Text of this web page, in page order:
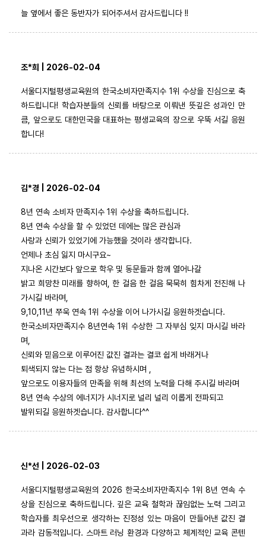
늘 옆에서 좋은 동반자가 되어주셔서 감사드립니다 !!
조*희 | 2026-02-04
서울디지털평생교육원의 한국소비자만족지수 1위 수상을 진심으로 축
하드립니다! 학습자분들의 신뢰를 바탕으로 이뤄낸 뜻깊은 성과인 만
큼, 앞으로도 대한민국을 대표하는 평생교육의 장으로 우뚝 서길 응원
합니다!
김*경 | 2026-02-04
8년 연속 소비자 만족지수 1위 수상을 축하드립니다.
8년 연속 수상을 할 수 있었던 데에는 많은 관심과
사랑과 신뢰가 있었기에 가능했을 것이라 생각합니다.
언제나 초심 잃지 마시구요~
지나온 시간보다 앞으로 학우 및 동문들과 함께 열어나갈
밝고 희망찬 미래를 향하여, 한 걸음 한 걸음 묵묵히 힘차게 전진해 나
가시길 바라며,
9,10,11년 쭈욱 연속 1위 수상을 이어 나가시길 응원하겟습니다.
한국소비자만족지수 8년연속 1위 수상한 그 자부심 잊지 마시길 바라
며,
신뢰와 믿음으로 이루어진 값진 결과는 결코 쉽게 바래거나
퇴색되지 않는 다는 점 항상 유념하시며 ,
앞으로도 이용자들의 만족을 위해 최선의 노력을 다해 주시길 바라며
8년 연속 수상의 에너지가 시너지로 널리 널리 이롭게 전파되고
발위되길 응원하겟습니다. 감사합니다^^
신*선 | 2026-02-03
서울디지털평생교육원의 2026 한국소비자만족지수 1위 8년 연속 수
상을 진심으로 축하드립니다. 깊은 교육 철학과 끊임없는 노력 그리고
학습자를 최우선으로 생각하는 진정성 있는 마음이 만들어낸 값진 결
과라 감동적입니다. 스마트 러닝 환경과 다양하고 체계적인 교육 콘텐